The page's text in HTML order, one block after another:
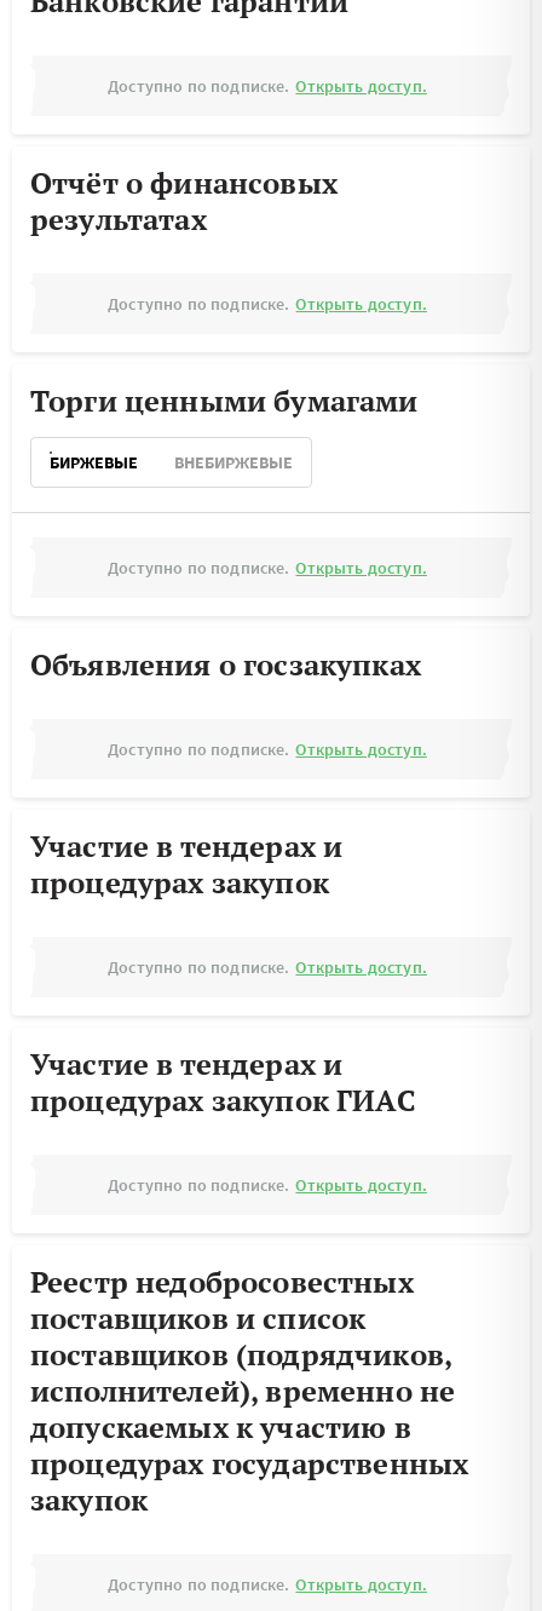
Доступно по подписке. Открыть доступ.
Отчёт о финансовых
результатах
Доступно по подписке. Открыть доступ.
Торги ценными бумагами
БИРЖЕВЫЕ ВНЕБИРЖЕВЫЕ
Доступно по подписке. Открыть доступ.
Объявления о госзакупках
Доступно по подписке. Открыть доступ.
Участие в тендерах и
процедурах закупок
Доступно по подписке. Открыть доступ.
Участие в тендерах и
процедурах закупок ГИАС
Доступно по подписке. Открыть доступ.
Реестр недобросовестных
поставщиков и список
поставщиков (подрядчиков,
исполнителей), временно не
допускаемых к участию в
процедурах государственных
закупок
Доступно по подписке. Открыть доступ.